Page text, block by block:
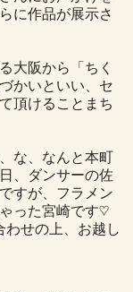
に作品が展示さ
大阪から「ちく
かいといい、セ
頂けることまち
な、なんと本町
、ダンサーの佐
すが、フラメン
った宮崎です♡
せの上、お越し